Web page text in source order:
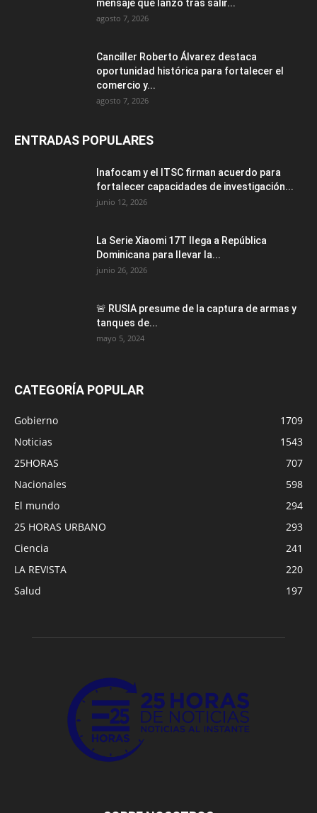
mensaje que lanzó tras salir...
agosto 7, 2026
Canciller Roberto Álvarez destaca
oportunidad histórica para fortalecer el
comercio y...
agosto 7, 2026
ENTRADAS POPULARES
Inafocam y el ITSC firman acuerdo para
fortalecer capacidades de investigación...
junio 12, 2026
La Serie Xiaomi 17T llega a República
Dominicana para llevar la...
junio 26, 2026
🚨 RUSIA presume de la captura de armas y
tanques de...
mayo 5, 2024
CATEGORÍA POPULAR
Gobierno
1709
Noticias
1543
25HORAS
707
Nacionales
598
El mundo
294
25 HORAS URBANO
293
Ciencia
241
LA REVISTA
220
Salud
197